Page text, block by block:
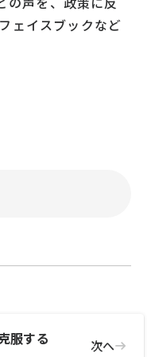
ェイスブックなど
次へ
服する